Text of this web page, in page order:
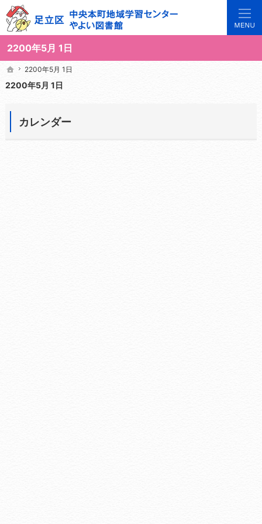
2200年5月 1日
3世代で楽しめる地域のひろば。当サイトでは地域の講座や施設をご案内しています。
足立区中央本町地域学習センターや図書館の総合案内サイト
ホーム
2200年5月 1日
2200年5月 1日
カレンダー
ホーム
2200年5月 1日